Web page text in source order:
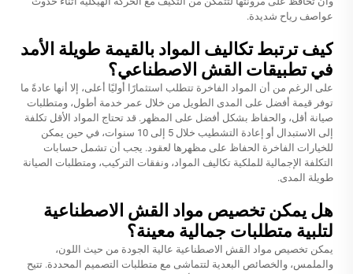
عواصف رياح شديدة.
كيف ترتبط تكاليف المواد بالقيمة طويلة الأمد
في تطبيقات القش الاصطناعي؟
على الرغم من أن المواد الفاخرة تتطلب استثمارًا أوليًا أعلى، إلا أنها عادةً ما
توفر قيمة أفضل على المدى الطويل من خلال عمر خدمة أطول، ومتطلبات
صيانة أقل، والحفاظ بشكل أفضل على المظهر. قد تحتاج المواد الأقل تكلفة
إلى الاستبدال أو إعادة التشطيب خلال 5 إلى 10 سنوات، في حين يمكن
للخيارات الفاخرة الحفاظ على مظهرها لعقود. يجب أن تشمل حسابات
التكلفة الإجمالية للملكية تكاليف المواد، ونفقات التركيب، ومتطلبات الصيانة
طويلة المدى.
هل يمكن تخصيص مواد القش الاصطناعية
لتلبية متطلبات جمالية معينة؟
يمكن تخصيص مواد القش الاصطناعية عالية الجودة من حيث اللون،
والملمس، والخصائص البعدية لتتماشى مع متطلبات التصميم المحددة. تتيح